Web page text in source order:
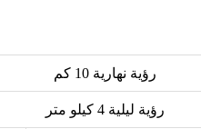
رؤية نهارية 10 كم
رؤية ليلية 4 كيلو متر